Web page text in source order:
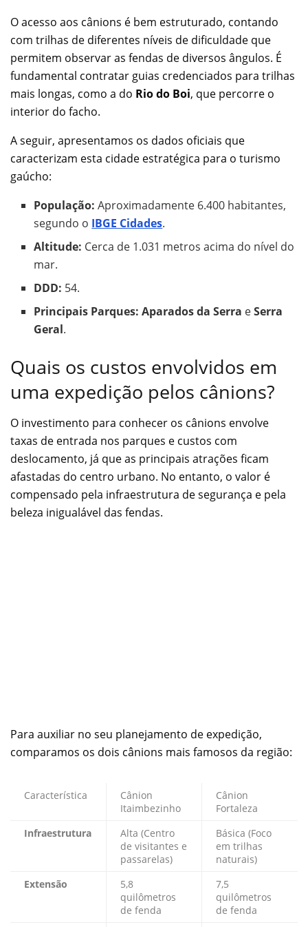
O acesso aos cânions é bem estruturado, contando
com trilhas de diferentes níveis de dificuldade que
permitem observar as fendas de diversos ângulos. É
fundamental contratar guias credenciados para trilhas
mais longas, como a do Rio do Boi, que percorre o
interior do facho.
A seguir, apresentamos os dados oficiais que
caracterizam esta cidade estratégica para o turismo
gaúcho:
População: Aproximadamente 6.400 habitantes,
segundo o IBGE Cidades.
Altitude: Cerca de 1.031 metros acima do nível do
mar.
DDD: 54.
Principais Parques: Aparados da Serra eSerra
Geral.
Quais os custos envolvidos em
uma expedição pelos cânions?
O investimento para conhecer os cânions envolve
taxas de entrada nos parques e custos com
deslocamento, já que as principais atrações ficam
afastadas do centro urbano. No entanto, o valor é
compensado pela infraestrutura de segurança e pela
beleza inigualável das fendas.
Para auxiliar no seu planejamento de expedição,
comparamos os dois cânions mais famosos da região:
Característica
Cânion
Itaimbezinho
Cânion
Fortaleza
Infraestrutura
Alta (Centro
de visitantes e
passarelas)
Básica (Foco
em trilhas
naturais)
Extensão
5,8
quilômetros
de fenda
7,5
quilômetros
de fenda